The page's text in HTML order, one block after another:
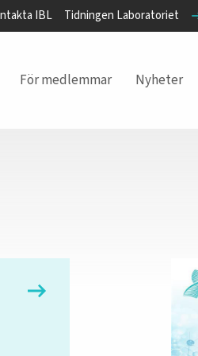
IBL Tidningen Laboratoriet
För medlemmar Nyheter